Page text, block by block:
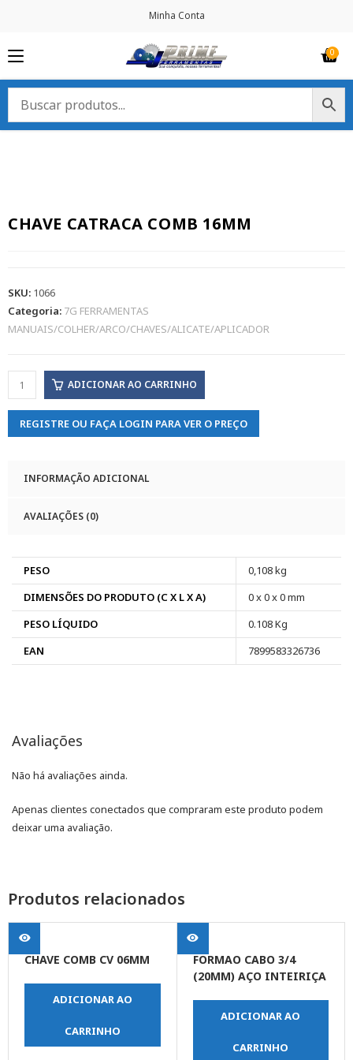
Minha Conta
CHAVE CATRACA COMB 16MM
SKU: 1066
Categoria: 7G FERRAMENTAS
MANUAIS/COLHER/ARCO/CHAVES/ALICATE/APLICADOR
ADICIONAR AO CARRINHO
REGISTRE OU FAÇA LOGIN PARA VER O PREÇO
INFORMAÇÃO ADICIONAL
AVALIAÇÕES (0)
PESO
0,108 kg
DIMENSÕES DO PRODUTO (C X L X A)
0 x 0 x 0 mm
PESO LÍQUIDO
0.108 Kg
EAN
7899583326736
Avaliações
Não há avaliações ainda.
Apenas clientes conectados que compraram este produto podem
deixar uma avaliação.
Produtos relacionados
CHAVE COMB CV 06MM
ADICIONAR AO
CARRINHO
FORMAO CABO 3/4
(20MM) AÇO INTEIRIÇA
ADICIONAR AO
CARRINHO